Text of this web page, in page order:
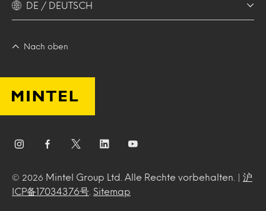
DE / DEUTSCH
Nach oben
© 2026 Mintel Group Ltd. Alle Rechte vorbehalten. | 沪
ICP备17034376号
Sitemap